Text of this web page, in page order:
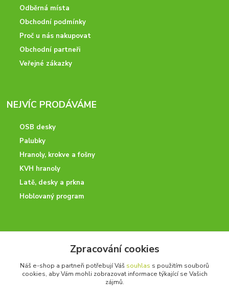
Odběrná místa
Obchodní podmínky
Proč u nás nakupovat
Obchodní partneři
Veřejné zákazky
NEJVÍC PRODÁVÁME
OSB desky
Palubky
Hranoly, krokve a fošny
KVH hranoly
Latě, desky a prkna
Hoblovaný program
Potřebujete poradit? Neváhejte nás kontaktovat.
+420 728 600 625
po - pá 7:00 - 15:00
Zpracování cookies
Náš e-shop a partneři potřebují Váš souhlas s použitím souborů
cookies, aby Vám mohli zobrazovat informace týkající se Vašich
zájmů.